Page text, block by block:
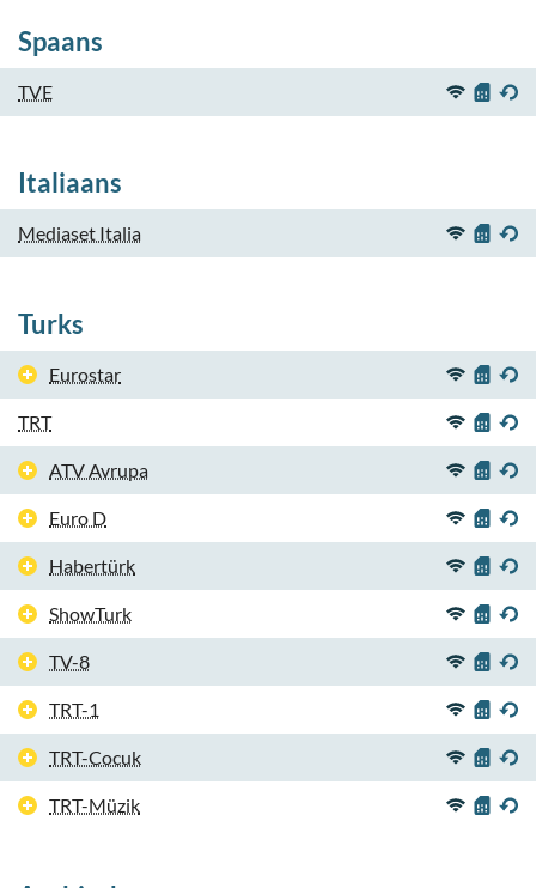
Spaans
TVE
Italiaans
Mediaset Italia
Turks
Eurostar
TRT
ATV Avrupa
Euro D
Habertürk
ShowTurk
TV-8
TRT-1
TRT-Cocuk
TRT-Müzik